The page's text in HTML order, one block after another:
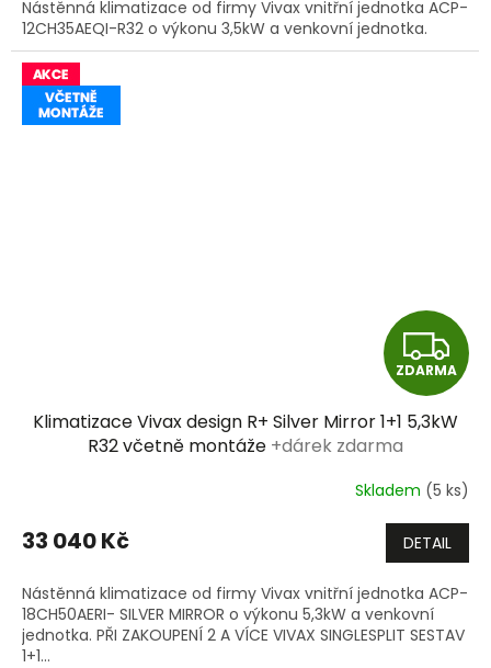
Nástěnná klimatizace od firmy Vivax vnitřní jednotka ACP-
12CH35AEQI-R32 o výkonu 3,5kW a venkovní jednotka.
Z
D
A
R
M
A
ZDARMA
Klimatizace Vivax design R+ Silver Mirror 1+1 5,3kW
R32 včetně montáže +dárek zdarma
Skladem (5 ks)
33 040 Kč DETAIL
Nástěnná klimatizace od firmy Vivax vnitřní jednotka ACP-
18CH50AERI- SILVER MIRROR o výkonu 5,3kW a venkovní
jednotka. PŘI ZAKOUPENÍ 2 A VÍCE VIVAX SINGLESPLIT SESTAV
1+1...